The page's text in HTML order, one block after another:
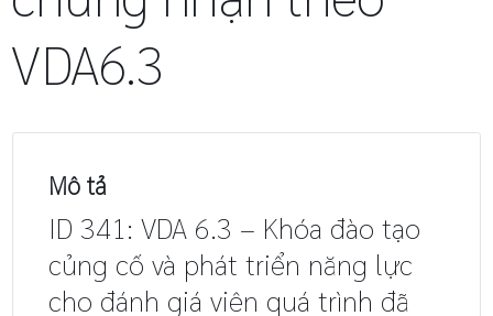
VDA6.3
Mô tả
ID 341: VDA 6.3 – Khóa đào tạo
củng cố và phát triển năng lực
cho đánh giá viên quá trình đã